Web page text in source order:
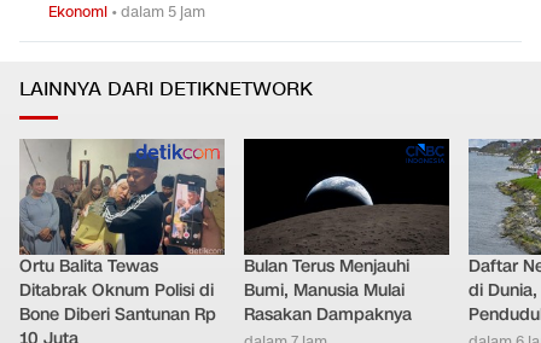
Ekonomi •dalam 5 jam
LAINNYA DARI DETIKNETWORK
Ortu Balita Tewas
Ditabrak Oknum Polisi di
Bone Diberi Santunan Rp
Bulan Terus Menjauhi
Bumi, Manusia Mulai
Rasakan Dampaknya
Daftar
di